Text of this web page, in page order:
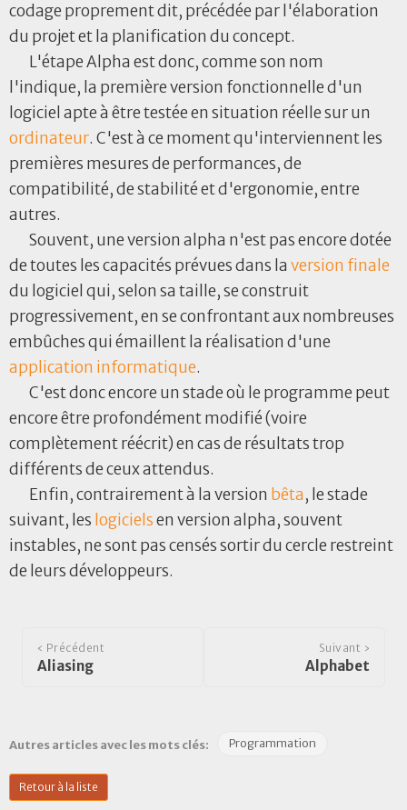
codage proprement dit, précédée par l'élaboration
du projet et la planification du concept.
L'étape Alpha est donc, comme son nom
l'indique, la première version fonctionnelle d'un
logiciel apte à être testée en situation réelle sur un
ordinateur. C'est à ce moment qu'interviennent les
premières mesures de performances, de
compatibilité, de stabilité et d'ergonomie, entre
autres.
Souvent, une version alpha n'est pas encore dotée
de toutes les capacités prévues dans la version finale
du logiciel qui, selon sa taille, se construit
progressivement, en se confrontant aux nombreuses
embûches qui émaillent la réalisation d'une
application informatique.
C'est donc encore un stade où le programme peut
encore être profondément modifié (voire
complètement réécrit) en cas de résultats trop
différents de ceux attendus.
Enfin, contrairement à la version bêta, le stade
suivant, les logicielsen version alpha, souvent
instables, ne sont pas censés sortir du cercle restreint
de leurs développeurs.
‹ Précédent
Aliasing
Suivant ›
Alphabet
Autres articles avec les mots clés: Programmation
Retour à la liste